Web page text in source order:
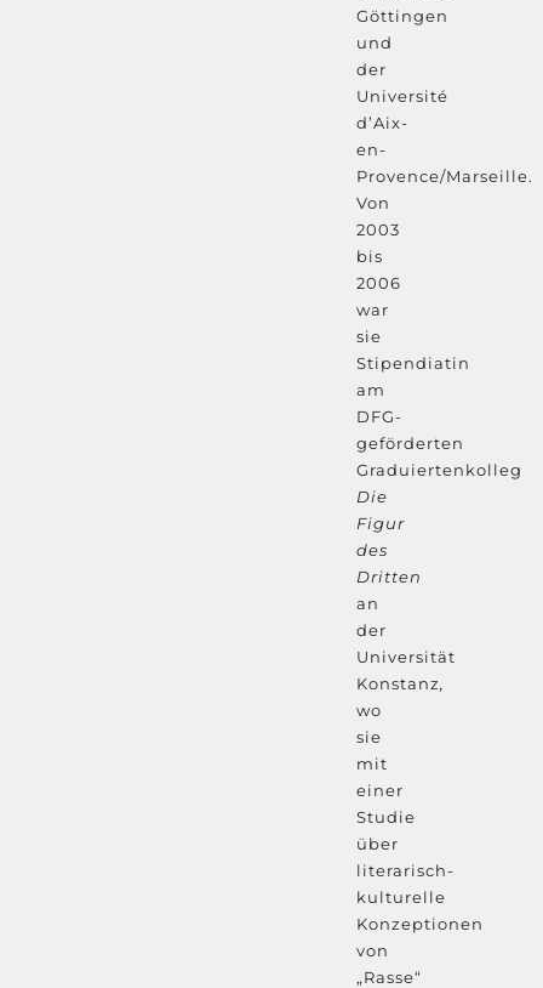
Göttingen
und
der
Université
d’Aix-
en-
Provence/Marseille.
Von
2003
bis
2006
war
sie
Stipendiatin
am
DFG-
geförderten
Graduiertenkolleg
Die
Figur
des
Dritten
an
der
Universität
Konstanz,
wo
sie
mit
einer
Studie
über
literarisch-
kulturelle
Konzeptionen
von
„Rasse“